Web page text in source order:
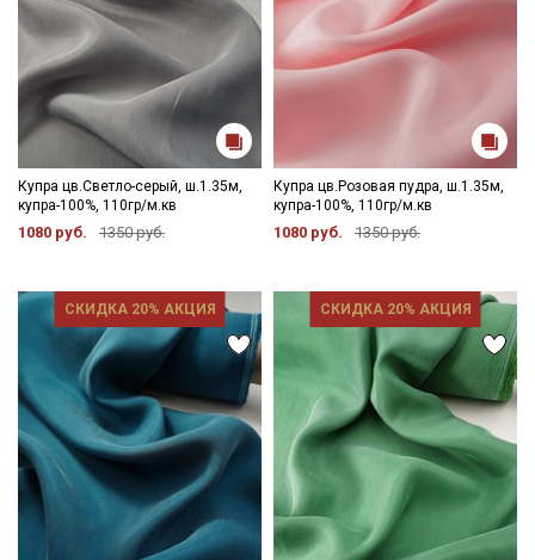
Купра цв.Светло-серый, ш.1.35м,
купра-100%, 110гр/м.кв
1080 руб. 1350 руб.
Купра цв.Розовая пудра, ш.1.35м,
купра-100%, 110гр/м.кв
1080 руб. 1350 руб.
СКИДКА 20% АКЦИЯ СКИДКА 20% АКЦИЯ
Секретная рассылка от Купава
Мы публикуем здесь дополнительные
промокоды и скидки до 30% на узкие
категории тканей